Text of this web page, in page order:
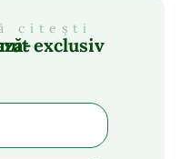
citești
exclusiv